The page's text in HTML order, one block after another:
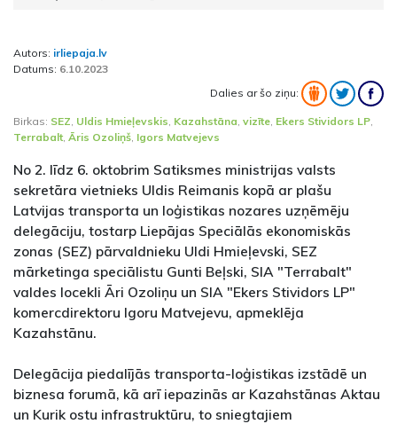
Autors: irliepaja.lv
Datums: 6.10.2023
Dalies ar šo ziņu:
Birkas: SEZ Uldis Hmieļevskis Kazahstāna vizīte Ekers Stividors LP
Terrabalt Āris Ozoliņš Igors Matvejevs
No 2. līdz 6. oktobrim Satiksmes ministrijas valsts
sekretāra vietnieks Uldis Reimanis kopā ar plašu
Latvijas transporta un loģistikas nozares uzņēmēju
delegāciju, tostarp Liepājas Speciālās ekonomiskās
zonas (SEZ) pārvaldnieku Uldi Hmieļevski, SEZ
mārketinga speciālistu Gunti Beļski, SIA "Terrabalt"
valdes locekli Āri Ozoliņu un SIA "Ekers Stividors LP"
komercdirektoru Igoru Matvejevu, apmeklēja
Kazahstānu.
Delegācija piedalījās transporta-loģistikas izstādē un
biznesa forumā, kā arī iepazinās ar Kazahstānas Aktau
un Kurik ostu infrastruktūru, to sniegtajiem